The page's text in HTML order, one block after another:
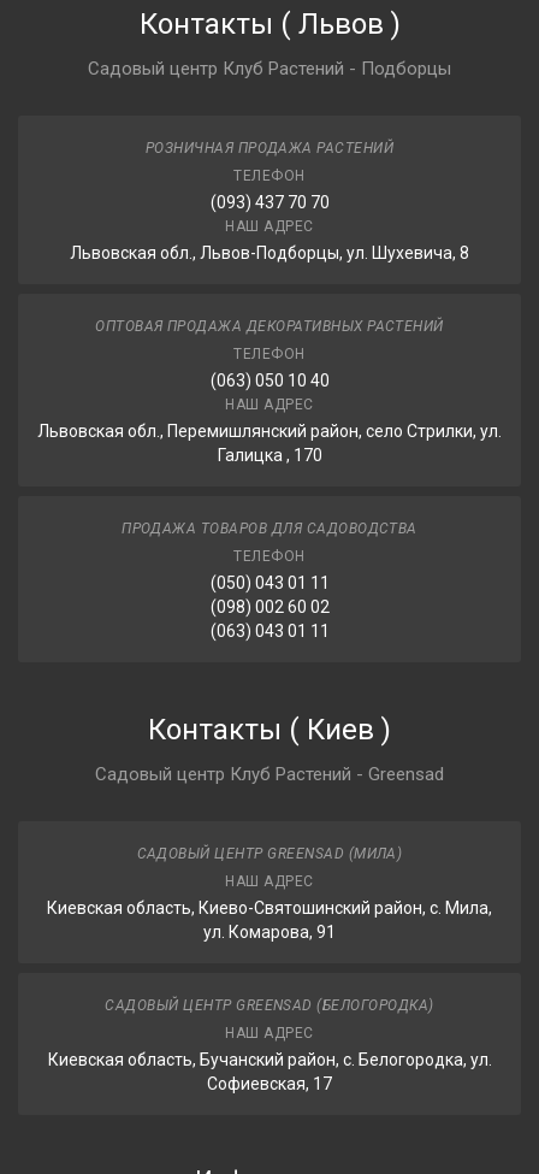
Контакты ( Львов )
Садовый центр Клуб Растений - Подборцы
РОЗНИЧНАЯ ПРОДАЖА РАСТЕНИЙ
ТЕЛЕФОН
(093) 437 70 70
НАШ АДРЕС
Львовская обл., Львов-Подборцы, ул. Шухевича, 8
ОПТОВАЯ ПРОДАЖА ДЕКОРАТИВНЫХ РАСТЕНИЙ
ТЕЛЕФОН
(063) 050 10 40
НАШ АДРЕС
Львовская обл., Перемишлянский район, село Стрилки, ул.
Галицка , 170
ПРОДАЖА ТОВАРОВ ДЛЯ САДОВОДСТВА
ТЕЛЕФОН
(050) 043 01 11
(098) 002 60 02
(063) 043 01 11
Контакты ( Киев )
Садовый центр Клуб Растений - Greensad
САДОВЫЙ ЦЕНТР GREENSAD (МИЛА)
НАШ АДРЕС
Киевская область, Киево-Святошинский район, с. Мила,
ул. Комарова, 91
САДОВЫЙ ЦЕНТР GREENSAD (БЕЛОГОРОДКА)
НАШ АДРЕС
Киевская область, Бучанский район, с. Белогородка, ул.
Софиевская, 17